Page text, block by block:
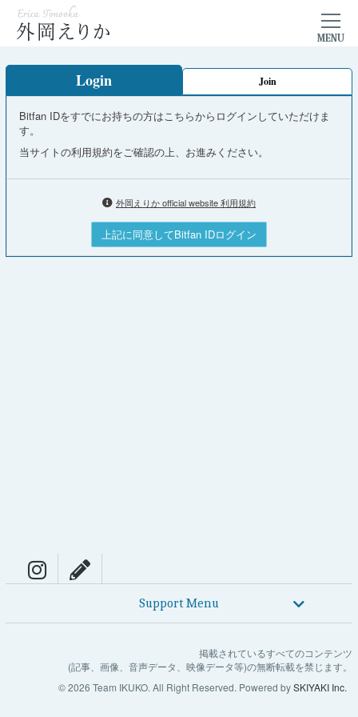
Login Join
Bitfan IDをすでにお持ちの方はこちらからログインしていただけま
す。
当サイトの利用規約をご確認の上、お進みください。
外岡えりか official website 利用規約
上記に同意してBitfan IDログイン
Support Menu
掲載されているすべてのコンテンツ
(記事、画像、音声データ、映像データ等)の無断転載を禁じます。
© 2026 Team IKUKO. All Right Reserved. Powered bySKIYAKI Inc.